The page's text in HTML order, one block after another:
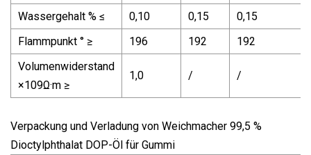
Wassergehalt % ≤ 0,10 0,15
0,15
Flammpunkt ° ≥
196 192
192
Volumenwiderstand
×109Ω·m ≥
1,0 / /
Verpackung und Verladung von Weichmacher 99,5 %
Dioctylphthalat DOP-Öl für Gummi